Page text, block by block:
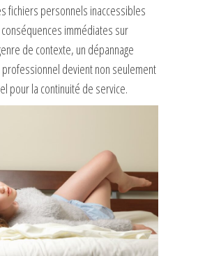
fichiers personnels inaccessibles
immédiates sur
de contexte, un dépannage
devient non seulement
pour la continuité de service.